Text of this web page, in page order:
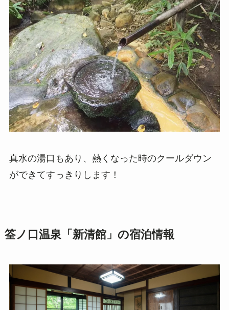
真水の湯口もあり、熱くなった時のクールダウン
ができてすっきりします！
筌ノ口温泉「新清館」の宿泊情報